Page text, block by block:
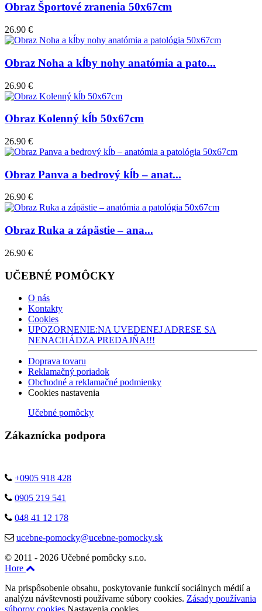
Obraz Športové zranenia 50x67cm
26.90 €
Obraz Noha a kĺby nohy anatómia a pato...
26.90 €
Obraz Kolenný kĺb 50x67cm
26.90 €
Obraz Panva a bedrový kĺb – anat...
26.90 €
Obraz Ruka a zápästie – ana...
26.90 €
UČEBNÉ POMÔCKY
O nás
Kontakty
Cookies
UPOZORNENIE:NA UVEDENEJ ADRESE SA
NENACHÁDZA PREDAJŇA!!!
Doprava tovaru
Reklamačný poriadok
Obchodné a reklamačné podmienky
Cookies nastavenia
Učebné pomôcky
Zákaznícka podpora
+0905 918 428
0905 219 541
048 41 12 178
ucebne-pomocky@ucebne-pomocky.sk
© 2011 - 2026 Učebné pomôcky s.r.o.
Hore
Na prispôsobenie obsahu, poskytovanie funkcií sociálnych médií a
analýzu návštevnosti používame súbory cookies. Zásady používania
súborov cookies Nastavenia cookies